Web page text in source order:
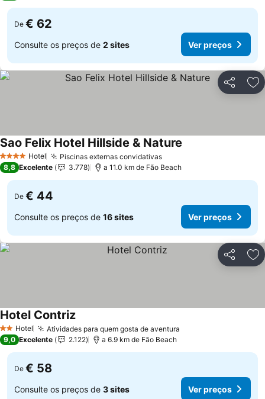
De € 62
Consulte os preços de 2 sites Ver preços
Partilhar
4 EstrelasHotel Piscinas externas convidativas
Sao Felix Hotel Hillside & Nature
8,8 Excelente 3.778 a 11.0 km de Fão Beach
De € 44
Consulte os preços de 16 sites Ver preços
Partilhar
2 Estrelas
Hotel Atividades para quem gosta de aventura
Hotel Contriz
9,0 Excelente 2.122 a 6.9 km de Fão Beach
De € 58
Consulte os preços de 3 sites Ver preços